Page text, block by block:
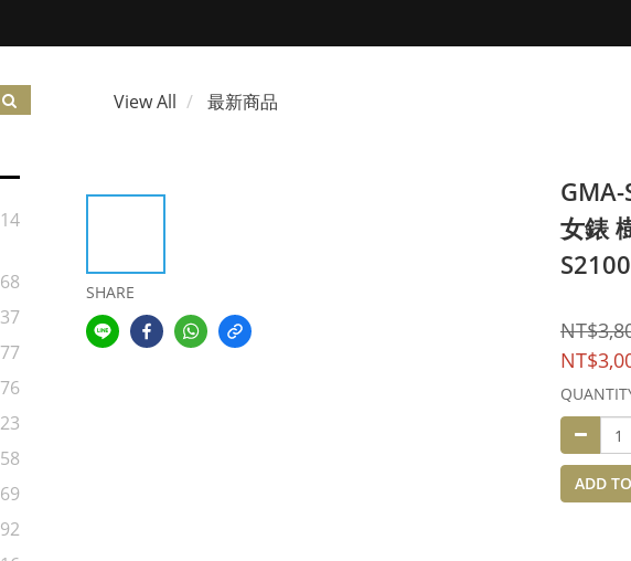
14
68
37
77
76
23
58
69
92
View All 最新商品
SHARE
GMA-
女錶
S2100
ADD